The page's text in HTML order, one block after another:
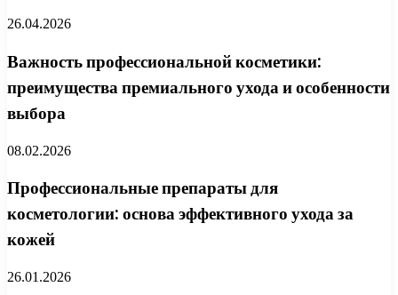
26.04.2026
Важность профессиональной косметики:
преимущества премиального ухода и особенности
выбора
08.02.2026
Профессиональные препараты для
косметологии: основа эффективного ухода за
кожей
26.01.2026